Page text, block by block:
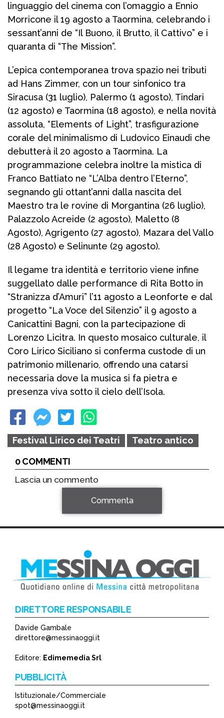
linguaggio del cinema con l’omaggio a Ennio
Morricone il 19 agosto a Taormina, celebrando i
sessant’anni de “Il Buono, il Brutto, il Cattivo” e i
quaranta di “The Mission”.
L’epica contemporanea trova spazio nei tributi
ad Hans Zimmer, con un tour sinfonico tra
Siracusa (31 luglio), Palermo (1 agosto), Tindari
(12 agosto) e Taormina (18 agosto), e nella novità
assoluta, “Elements of Light”, trasfigurazione
corale del minimalismo di Ludovico Einaudi che
debutterà il 20 agosto a Taormina. La
programmazione celebra inoltre la mistica di
Franco Battiato ne “L’Alba dentro l’Eterno”,
segnando gli ottant’anni dalla nascita del
Maestro tra le rovine di Morgantina (26 luglio),
Palazzolo Acreide (2 agosto), Maletto (8
Agosto), Agrigento (27 agosto), Mazara del Vallo
(28 Agosto) e Selinunte (29 agosto).
Il legame tra identità e territorio viene infine
suggellato dalle performance di Rita Botto in
“Stranizza d’Amuri” l’11 agosto a Leonforte e dal
progetto “La Voce del Silenzio” il 9 agosto a
Canicattini Bagni, con la partecipazione di
Lorenzo Licitra. In questo mosaico culturale, il
Coro Lirico Siciliano si conferma custode di un
patrimonio millenario, offrendo una catarsi
necessaria dove la musica si fa pietra e
presenza viva sotto il cielo dell’Isola.
Festival Lirico dei Teatri
Teatro antico
0 COMMENTI
Lascia un commento
*
Commenta
DIRETTORE RESPONSABILE
Davide Gambale
direttore@messinaoggi.it
Editore: Edimemedia Srl
PUBBLICITÀ
Istituzionale/Commerciale
spot@messinaoggi.it